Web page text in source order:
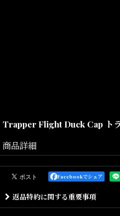
Trapper Flight Duck Cap ト
商品詳細
世界中、多くの方々に支持を受け
限定のコレクションとなる
9オンスのダックキャンバス生地と
Facebookでシェア
返品特約に関する重要事項